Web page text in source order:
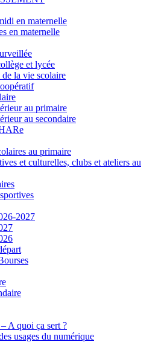
en maternelle
en maternelle
et lycée
la vie scolaire
au primaire
au secondaire
au primaire
et culturelles, clubs et ateliers au
2027
A quoi ça sert ?
usages du numérique